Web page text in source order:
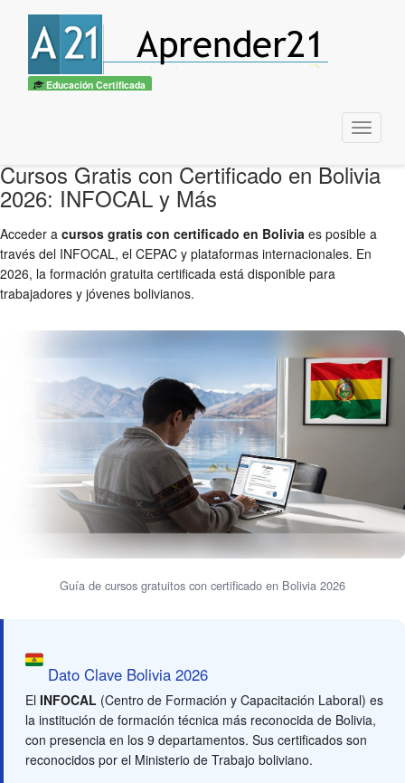
Educación Certificada
Menu
Cursos Gratis con Certificado en Bolivia
2026: INFOCAL y Más
Acceder a cursos gratis con certificado en Bolivia es posible a
través del INFOCAL, el CEPAC y plataformas internacionales. En
2026, la formación gratuita certificada está disponible para
trabajadores y jóvenes bolivianos.
Guía de cursos gratuitos con certificado en Bolivia 2026
Dato Clave Bolivia 2026
El INFOCAL (Centro de Formación y Capacitación Laboral) es
la institución de formación técnica más reconocida de Bolivia,
con presencia en los 9 departamentos. Sus certificados son
reconocidos por el Ministerio de Trabajo boliviano.